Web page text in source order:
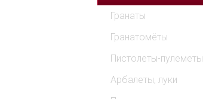
Гранаты
Гранатомёты
Пистолеты-пулеметы
Арбалеты, луки